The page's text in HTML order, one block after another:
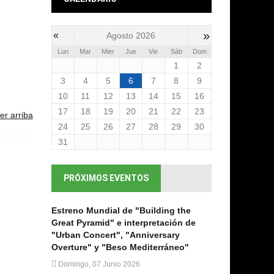
arriba
« Agosto 2026 »
Lun Mar Mier Jue Vie Sáb Dom
1
2
3
4 5 6 7 8
9
10
11 12 13 14 15
16
17
18 19 20 21 22
23
24
25 26 27 28 29
30
31
PRÓXIMOS EVENTOS
Estreno Mundial de "Building the
Great Pyramid" e interpretación de
"Urban Concert", "Anniversary
Overture" y "Beso Mediterráneo"
Domingo, 07 Junio 2026